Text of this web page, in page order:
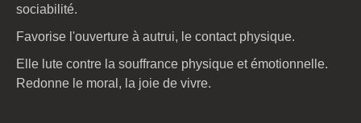
sociabilité.
Favorise l'ouverture à autrui, le contact physique.
Elle lute contre la souffrance physique et émotionnelle.
Redonne le moral, la joie de vivre.